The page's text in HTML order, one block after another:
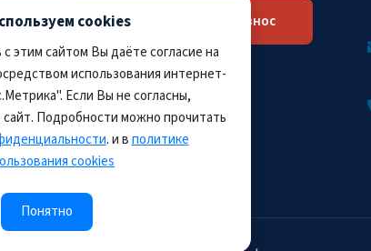
cookies
этим сайтом Вы даёте согласие на
использования интернет-
Если Вы не согласны,
Подробности можно прочитать
. и вполитике
cookies
Понятно
Оплатить членский взнос